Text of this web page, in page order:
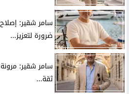
سامر شقير: إصلاح
ضرورة لتعزيز...
سامر شقير:
ثقة...